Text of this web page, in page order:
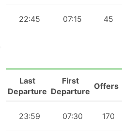
45
07:15
22:45
Offers
First
Departure
Last
Departure
170
07:30
23:59